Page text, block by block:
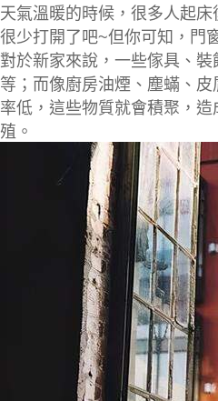
天氣溫暖的時候，很多人起
很少打開了吧~但你可知，門
對於新家來說，一些傢具、
等；而像廚房油煙、塵蟎、皮
率低，這些物質就會積聚 ， 造
殖。